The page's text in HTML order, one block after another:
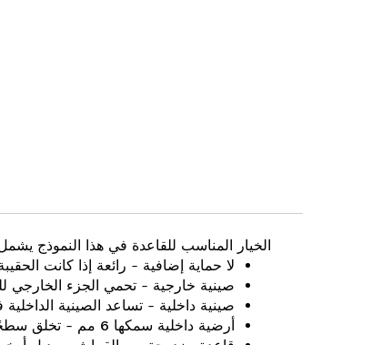
الخيار المناسب للقاعدة في هذا النموذج
لا حماية إضافية - رائعة إذا كانت
صينية خارجية - تحمي الجزء الخارجي
صينية داخلية - تساعد الصينية الداخلية
أرضية داخلية سمكها 6 مم
- تخلق سطحًا